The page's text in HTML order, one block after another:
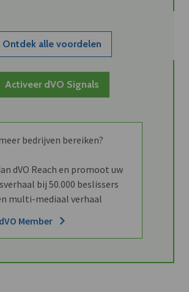
Ontdek alle voordelen
Activeer dVO Signals
bedrijven bereiken?
dVO Reach en promoot uw
bij 50.000 beslissers
multi-mediaal verhaal
Member